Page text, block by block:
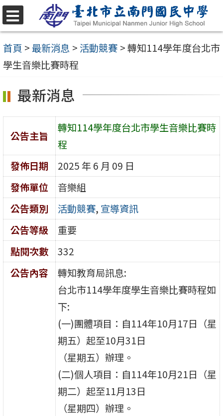
跳
至
主
要
容
選
單
首頁 >最新消息 > 活動競賽 >轉知114學年度台北市
學生音樂比賽時程
最新消息
公告主旨
轉知114學年度台北市學生音樂比賽時
程
發佈日期
2025 年 6 月 09 日
發佈單位
音樂組
公告類別
活動競賽, 宣導資訊
公告等級
重要
點閱次數
332
公告內容
轉知教育局訊息:
台北市114學年度學生音樂比賽時程如
下:
(一)團體項目：自114年10月17日（星
期五）起至10月31日
（星期五）辦理。
(二)個人項目：自114年10月21日（星
期二）起至11月13日
（星期四）辦理。